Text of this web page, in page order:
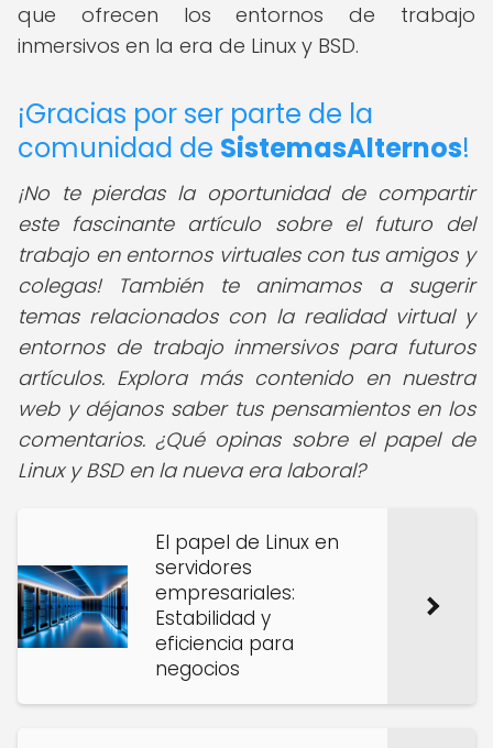
que ofrecen los entornos de trabajo
inmersivos en la era de Linux y BSD.
¡Gracias por ser parte de la
comunidad de SistemasAlternos!
¡No te pierdas la oportunidad de compartir
este fascinante artículo sobre el futuro del
trabajo en entornos virtuales con tus amigos y
colegas! También te animamos a sugerir
temas relacionados con la realidad virtual y
entornos de trabajo inmersivos para futuros
artículos. Explora más contenido en nuestra
web y déjanos saber tus pensamientos en los
comentarios. ¿Qué opinas sobre el papel de
Linux y BSD en la nueva era laboral?
El papel de Linux en
servidores
empresariales:
Estabilidad y
eficiencia para
negocios